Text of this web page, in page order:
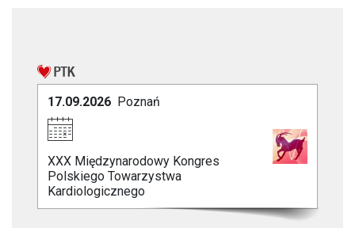
17.09.2026 Poznań
XXX Międzynarodowy Kongres
Polskiego Towarzystwa
Kardiologicznego